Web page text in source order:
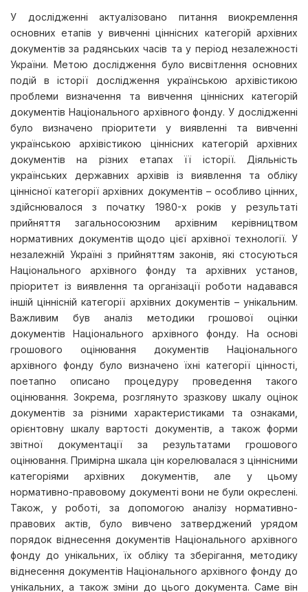
У дослідженні актуалізовано питання виокремлення
основних етапів у вивченні ціннісних категорій архівних
документів за радянських часів та у період незалежності
України. Метою дослідження було висвітлення основних
подій в історії дослідження українською архівістикою
проблеми визначення та вивчення ціннісних категорій
документів Національного архівного фонду. У дослідженні
було визначено пріоритети у виявленні та вивченні
українською архівістикою ціннісних категорій архівних
документів на різних етапах її історії. Діяльність
українських державних архівів із виявлення та обліку
ціннісної категорії архівних документів – особливо цінних,
здійснювалося з початку 1980-х років у результаті
прийняття загальносоюзним архівним керівництвом
нормативних документів щодо цієї архівної технології. У
незалежній Україні з прийняттям законів, які стосуються
Національного архівного фонду та архівних установ,
пріоритет із виявлення та організації роботи надавався
іншій ціннісній категорії архівних документів – унікальним.
Важливим був аналіз методики грошової оцінки
документів Національного архівного фонду. На основі
грошового оцінювання документів Національного
архівного фонду було визначено їхні категорії цінності,
поетапно описано процедуру проведення такого
оцінювання. Зокрема, розглянуто зразкову шкалу оцінок
документів за різними характеристиками та ознаками,
орієнтовну шкалу вартості документів, а також форми
звітної документації за результатами грошового
оцінювання. Примірна шкала цін корелювалася з ціннісними
категоріями архівних документів, але у цьому
нормативно-правовому документі вони не були окреслені.
Також, у роботі, за допомогою аналізу нормативно-
правових актів, було вивчено затверджений урядом
порядок віднесення документів Національного архівного
фонду до унікальних, їх обліку та зберігання, методику
віднесення документів Національного архівного фонду до
унікальних, а також зміни до цього документа. Саме він